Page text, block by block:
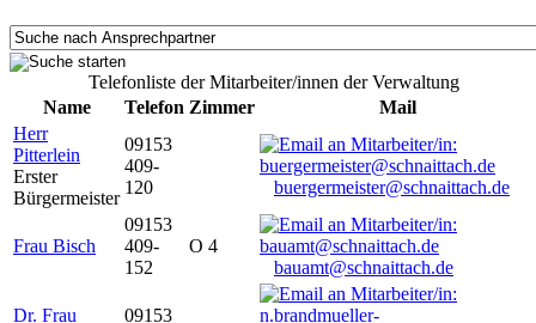
Telefonliste der Mitarbeiter/innen der Verwaltung
Name
Telefon Zimmer
Mail
Herr
Pitterlein
Erster
Bürgermeister
09153
409-
120
buergermeister@schnaittach.de
Frau Bisch
09153
409-
152
O 4
bauamt@schnaittach.de
Dr. Frau
09153